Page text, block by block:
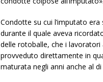
Condotte su cui l’imputato
durante il quale aveva
delle rotoballe, che i
provveduto direttamente in
maturata negli anni anche al di